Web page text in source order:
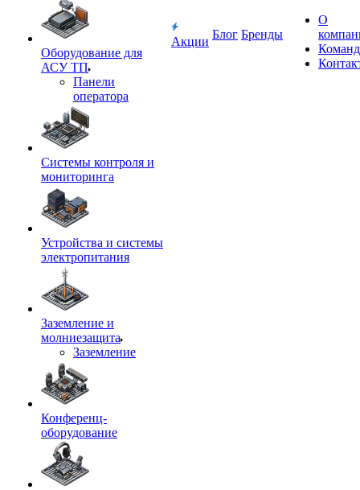
Оборудование для
АСУ ТП
Панели
оператора
Системы контроля и
мониторинга
Устройства и системы
электропитания
Заземление и
молниезащита
Заземление
Конференц-
оборудование
Акции
Блог Бренды
О